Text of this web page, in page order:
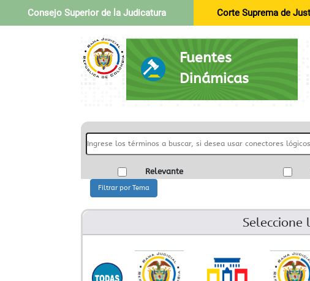
Consejo Superior de la Judicatura Corte Suprema de
Fuentes
Dinámicas
Relevante
Seleccione